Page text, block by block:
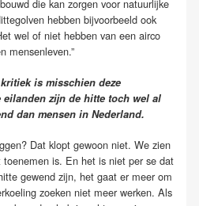
die kan zorgen voor natuurlijke
hebben bijvoorbeeld ook
wel of niet hebben van een airco
mensenleven.”
is misschien deze
zijn de hitte toch wel al
dan mensen in Nederland.
Dat klopt gewoon niet. We zien
is. En het is niet per se dat
gewend zijn, het gaat er meer om
zoeken niet meer werken. Als